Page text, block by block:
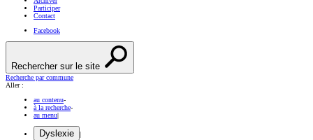
Participer
Contact
Facebook
Rechercher sur le site
Recherche par commune
Aller :
au contenu-
à la recherche-
au menu|
Dyslexie |